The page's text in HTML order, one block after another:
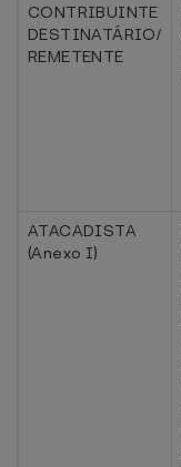
CONTRIBUINTE
DESTINATÁRIO/
REMETENTE
ATACADISTA
(Anexo I)